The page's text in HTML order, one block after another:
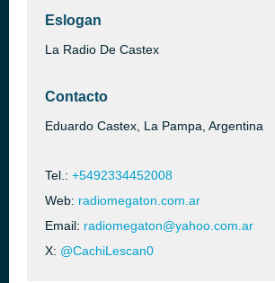
Eslogan
La Radio De Castex
Contacto
Eduardo Castex, La Pampa, Argentina
Tel.: +5492334452008
Web: radiomegaton.com.ar
Email: radiomegaton@yahoo.com.ar
X: @CachiLescan0